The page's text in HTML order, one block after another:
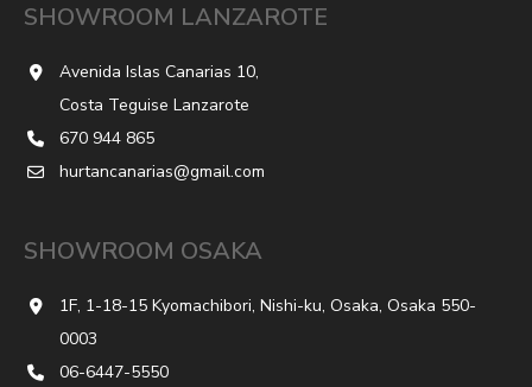
SHOWROOM LANZAROTE
Avenida Islas Canarias 10,
Costa Teguise Lanzarote
670 944 865
hurtancanarias@gmail.com
SHOWROOM OSAKA
1F, 1-18-15 Kyomachibori, Nishi-ku, Osaka, Osaka 550-
0003
06-6447-5550